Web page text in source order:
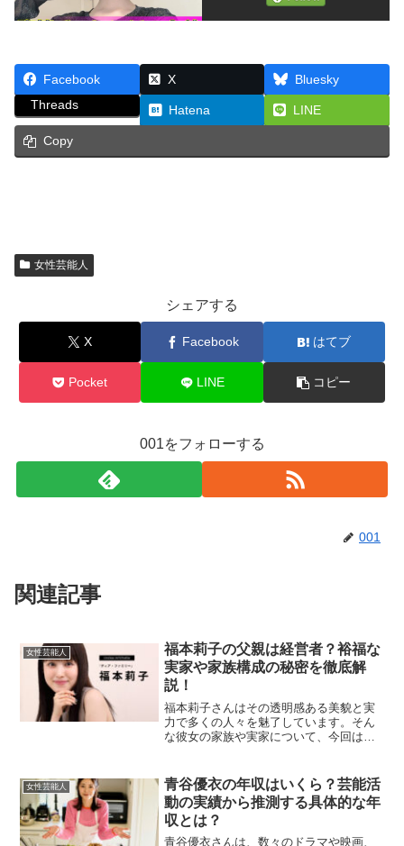
Facebook X
Bluesky
Threads
Hatena LINE
Copy
女性芸能人
シェアする
X Facebook はてブ
Pocket LINE コピー
001をフォローする
001
関連記事
女性芸能人
福本莉子の父親は経営者？裕福な
実家や家族構成の秘密を徹底解
説！
福本莉子さんはその透明感ある美貌と実
力で多くの人々を魅了しています。そん
な彼女の家族や実家について、今回は詳
ては詳細な情報が明らかにされていませ
んが、彼女の裕福な生い立...
女性芸能人
青谷優衣の年収はいくら？芸能活
動の実績から推測する具体的な年
収とは？
青谷優衣さんは、数々のドラマや映画、